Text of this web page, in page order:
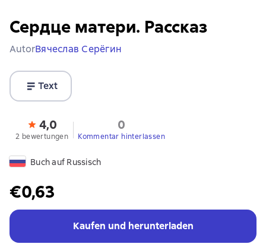
Сердце матери. Рассказ
AutorВячеслав Серёгин
Text
4,0
2 bewertungen
0
Kommentar hinterlassen
Buch auf Russisch
€0,63
Kaufen und herunterladen